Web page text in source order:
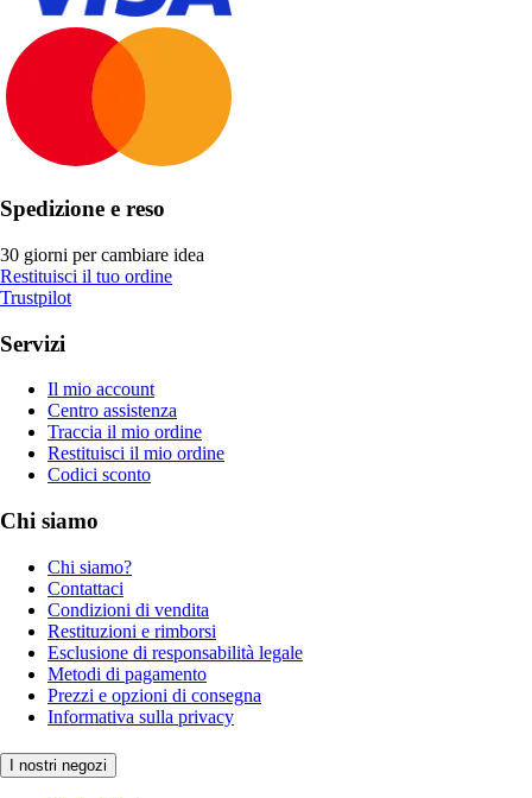
Spedizione e reso
30 giorni per cambiare idea
Restituisci il tuo ordine
Trustpilot
Servizi
Il mio account
Centro assistenza
Traccia il mio ordine
Restituisci il mio ordine
Codici sconto
Chi siamo
Chi siamo?
Contattaci
Condizioni di vendita
Restituzioni e rimborsi
Esclusione di responsabilità legale
Metodi di pagamento
Prezzi e opzioni di consegna
Informativa sulla privacy
I nostri negozi